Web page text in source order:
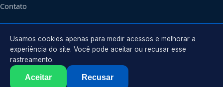
Contato
CONTATO
Atendimento em
contato@guinchosbrasiliadf.com.br
2026 Brasília . Todos os direitos reservados.
Usamos cookies apenas para medir acessos e melhorar a
experiência do site. Você pode aceitar ou recusar esse
rastreamento.
Aceitar Recusar